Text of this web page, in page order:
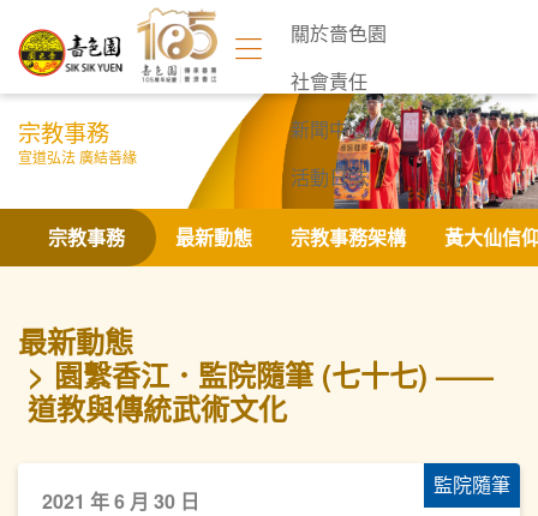
關於嗇色園
社會責任
新聞中心
活動日誌
聯絡我們
宗教事務
宣道弘法 廣結善緣
宗教事務 最新動態 宗教事務架構 黃大仙信
最新動態
園繫香江．監院隨筆 (七十七) ——
道教與傳統武術文化
監院隨筆
2021 年 6 月 30 日